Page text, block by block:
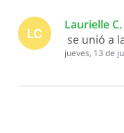
LC
Laurielle
se unió a
jueves, 13 de